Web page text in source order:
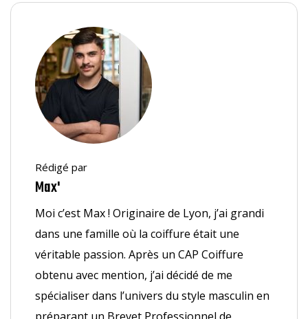
Rédigé par
Max'
Moi c’est Max ! Originaire de Lyon, j’ai grandi
dans une famille où la coiffure était une
véritable passion. Après un CAP Coiffure
obtenu avec mention, j’ai décidé de me
spécialiser dans l’univers du style masculin en